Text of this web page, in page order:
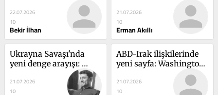
kültürünün Dünya
Kupası'na etkisi
22.07.2026
10
Bekir İlhan
kıskacında küresel
jeopolitik
21.07.2026
10
Erman Akıllı
Ukrayna Savaşı'nda
yeni denge arayışı:
Rusya barışa ne kadar
yakın?
21.07.2026
10
ABD-Irak ilişkilerinde
yeni sayfa: Washington
Bağdat'a hangi yolu
çiziyor?
21.07.2026
10